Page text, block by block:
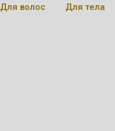
Для волос Для тела